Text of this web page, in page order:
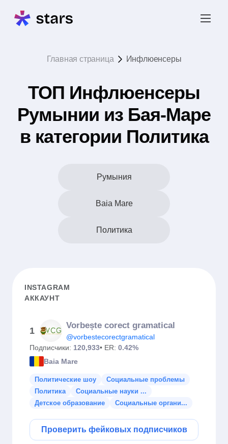
Главная страница Инфлюенсеры
ТОП Инфлюенсеры
Румынии из Бая-Маре
в категории Политика
Румыния
Baia Mare
Политика
INSTAGRAM
АККАУНТ
1
Vorbește corect gramatical
@vorbestecorectgramatical
Подписчики: 120,933• ER: 0.42%
Baia Mare
Политические шоу
Социальные проблемы
Политика
Социальные науки ...
Детское образование
Социальные органи...
Проверить фейковых подписчиков